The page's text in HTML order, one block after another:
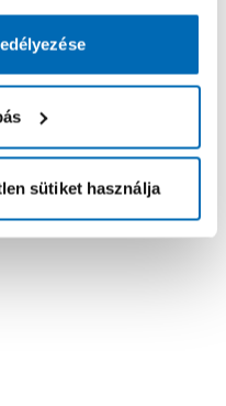
sütiket használja